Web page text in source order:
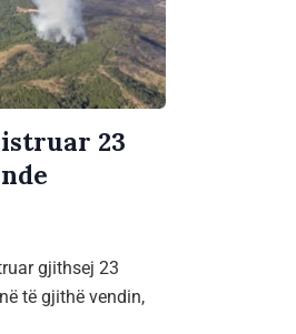
23
gjithsej 23
të gjithë vendin,